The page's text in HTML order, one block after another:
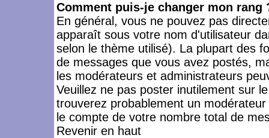
Comment puis-je changer mon rang
En général, vous ne pouvez pas
apparaît sous votre nom d'utilisateur
selon le thème utilisé). La plupart des
de messages que vous avez postés,
les modérateurs et administrateurs
Veuillez ne pas poster inutilement sur
trouverez probablement un
le compte de votre nombre total de
Revenir en haut